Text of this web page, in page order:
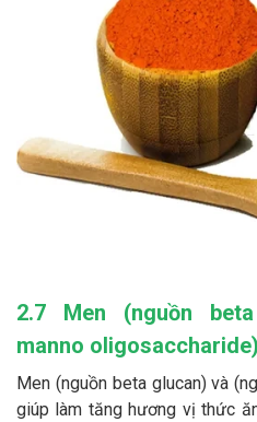
2.7 Men (nguồn
manno oligosaccharide)
Men (nguồn beta glucan) và
giúp làm tăng hương vị thức